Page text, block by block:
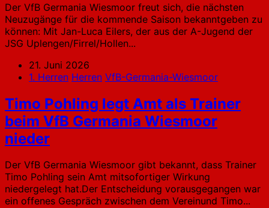
Der VfB Germania Wiesmoor freut sich, die nächsten
Neuzugänge für die kommende Saison bekanntgeben zu
können: Mit Jan-Luca Eilers, der aus der A-Jugend der
JSG Uplengen/Firrel/Hollen...
21. Juni 2026
1. Herren Herren VfB-Germania-Wiesmoor
Timo Pohling legt Amt als Trainer
beim VfB Germania Wiesmoor
nieder
Der VfB Germania Wiesmoor gibt bekannt, dass Trainer
Timo Pohling sein Amt mitsofortiger Wirkung
niedergelegt hat.Der Entscheidung vorausgegangen war
ein offenes Gespräch zwischen dem Vereinund Timo...